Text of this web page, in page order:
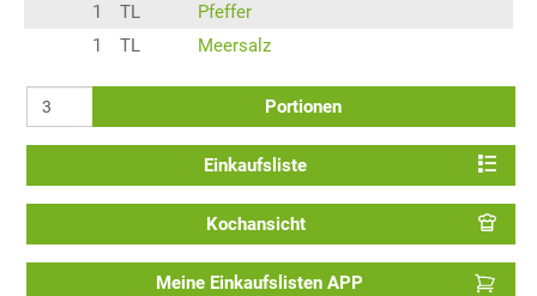
1
TL
Pfeffer
1
TL Meersalz
Portionen
Einkaufsliste
Kochansicht
Meine Einkaufslisten APP